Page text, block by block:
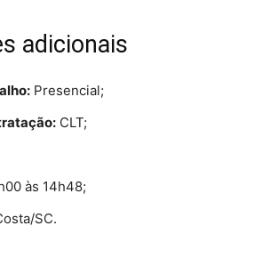
adicionais
Presencial;
CLT;
às 14h48;
SC.